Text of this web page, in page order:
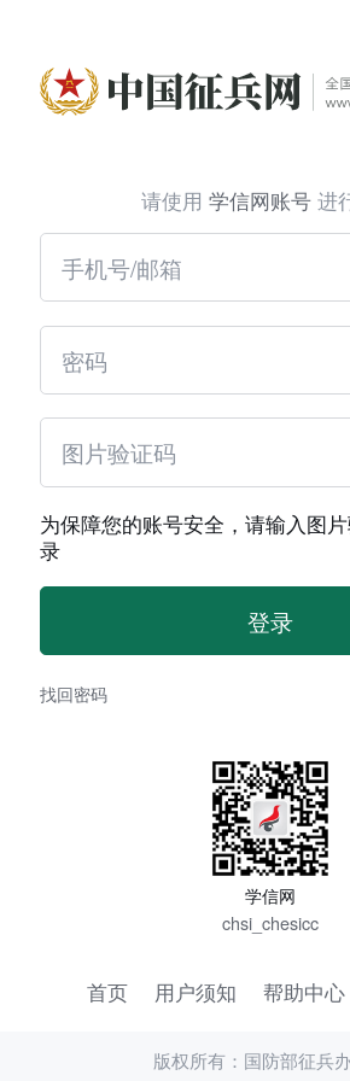
请使用 学信网账号 进
为保障您的账号安全，请输入图
录
找回密码
学信网
chsi_chesicc
首页 用户须知 帮助中心
版权所有：国防部征兵